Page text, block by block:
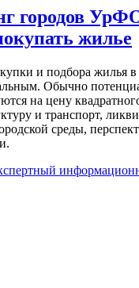
городов
жилье
и подбора жилья
Обычно
на цену
и транспорт,
среды,